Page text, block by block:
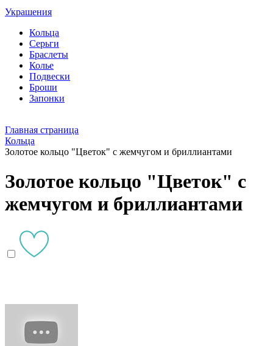
Украшения
Кольца
Серьги
Браслеты
Колье
Подвески
Броши
Запонки
Главная страница
Кольца
Золотое кольцо "Цветок" с жемчугом и бриллиантами
Золотое кольцо "Цветок" с
жемчугом и бриллиантами